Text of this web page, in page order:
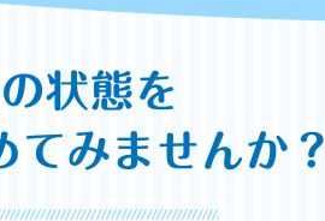
状態を
てみませんか？